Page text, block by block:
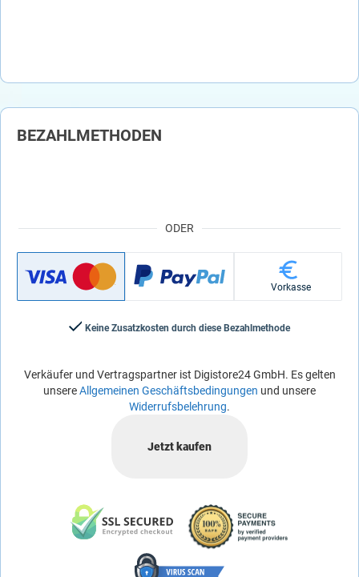
ODER
BEZAHLMETHODEN
Vorkasse
Keine Zusatzkosten durch diese Bezahlmethode
Verkäufer und Vertragspartner ist Digistore24 GmbH. Es gelten
unsereAllgemeinen Geschäftsbedingungen und unsere
Widerrufsbelehrung.
Jetzt kaufen